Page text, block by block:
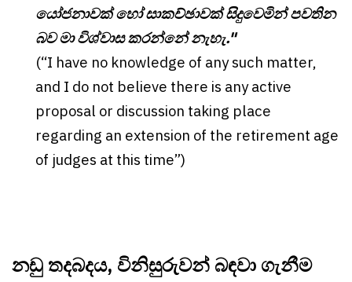
යෝජනාවක් හෝ සාකච්ඡාවක් සිදුවෙමින් පවතින
බව මා විශ්වාස කරන්නේ නැහැ."
(“I have no knowledge of any such matter,
and I do not believe there is any active
proposal or discussion taking place
regarding an extension of the retirement age
of judges at this time”)
නඩු තදබදය, විනිසුරුවන් බඳවා ගැනීම